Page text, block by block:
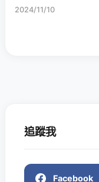
2024/11/10
追蹤我
Facebook